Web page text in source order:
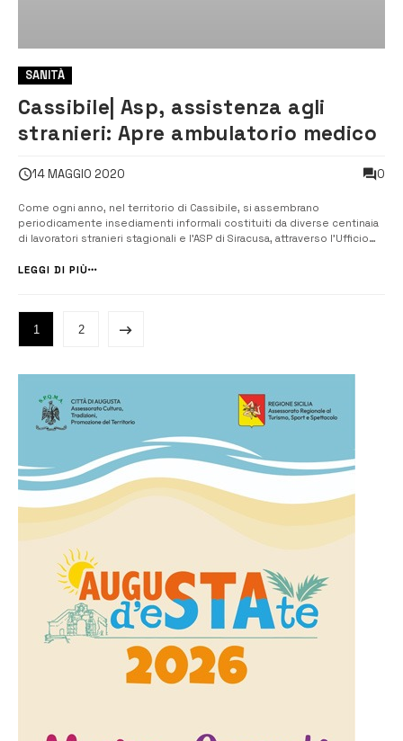
SANITÀ
Cassibile| Asp, assistenza agli
stranieri: Apre ambulatorio medico
14 MAGGIO 2020 0
Come ogni anno, nel territorio di Cassibile, si assembrano
periodicamente insediamenti informali costituiti da diverse centinaia
di lavoratori stranieri stagionali e l’ASP di Siracusa, attraverso l’Ufficio
medico dedicato. [/] L’attività di assistenza sanitaria in favore dei ...
LEGGI DI PIÙ
1 2